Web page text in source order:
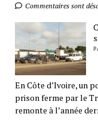
Commentaires sont
En Côte d’Ivoire, un
prison ferme par le
remonte à l’année